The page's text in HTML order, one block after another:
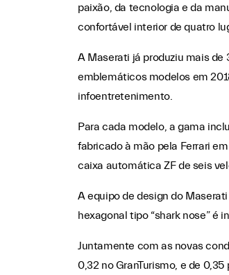
paixão, da tecnologia e da
confortável interior de quatro
A Maserati já produziu mais de
emblemáticos modelos em
infoentretenimento.
Para cada modelo, a gama
fabricado à mão pela Ferrari
caixa automática ZF de seis
A equipo de design do
hexagonal tipo “shark nose” é
Juntamente com as novas
0,32 no GranTurismo, e de